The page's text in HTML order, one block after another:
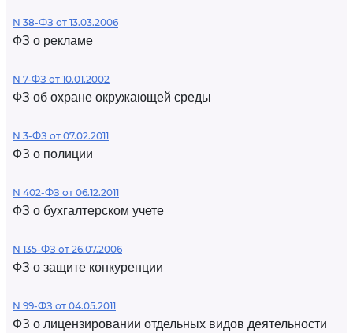
N 38-ФЗ от 13.03.2006
ФЗ о рекламе
N 7-ФЗ от 10.01.2002
ФЗ об охране окружающей среды
N 3-ФЗ от 07.02.2011
ФЗ о полиции
N 402-ФЗ от 06.12.2011
ФЗ о бухгалтерском учете
N 135-ФЗ от 26.07.2006
ФЗ о защите конкуренции
N 99-ФЗ от 04.05.2011
ФЗ о лицензировании отдельных видов деятельности